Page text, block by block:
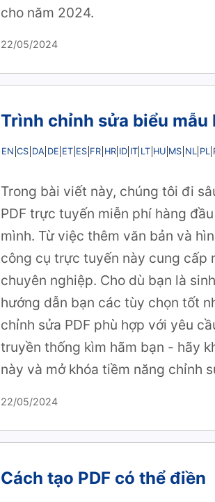
cho năm 2024.
22/05/2024
Trình chỉnh sửa biểu
EN CS DA DE ET ES FR HR ID IT LT HU MS NL PL
Trong bài viết này, chúng tôi đi
PDF trực tuyến miễn phí hàng
mình. Từ việc thêm văn bản và
công cụ trực tuyến này cung cấp
chuyên nghiệp. Cho dù bạn là
hướng dẫn bạn các tùy chọn tốt
chỉnh sửa PDF phù hợp với yêu
truyền thống kìm hãm bạn - hãy
này và mở khóa tiềm năng chỉnh
22/05/2024
Cách tạo PDF có thể điền